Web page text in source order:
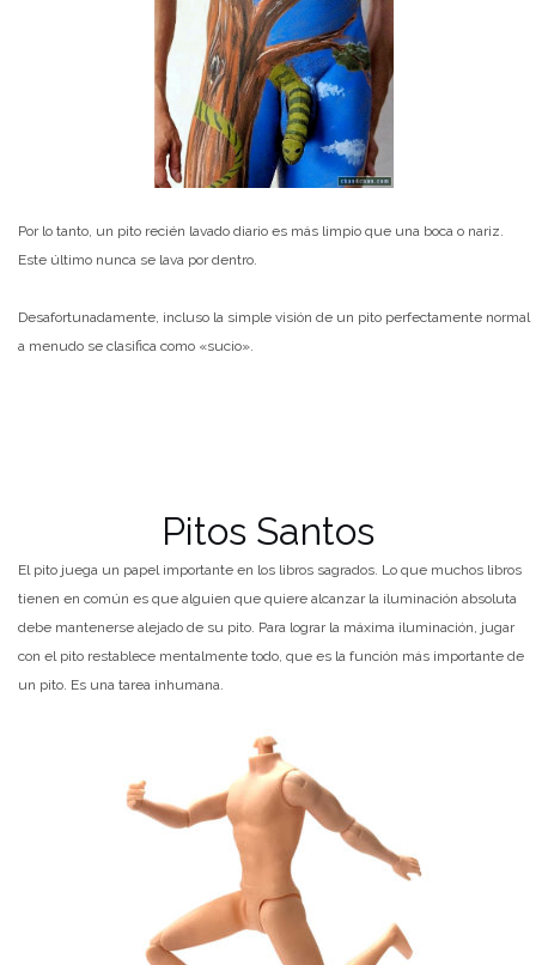
Por lo tanto, un pito recién lavado diario es más limpio que una boca o nariz.
Este último nunca se lava por dentro.
Desafortunadamente, incluso la simple visión de un pito perfectamente normal
a menudo se clasifica como «sucio».
Pitos Santos
El pito juega un papel importante en los libros sagrados. Lo que muchos libros
tienen en común es que alguien que quiere alcanzar la iluminación absoluta
debe mantenerse alejado de su pito. Para lograr la máxima iluminación, jugar
con el pito restablece mentalmente todo, que es la función más importante de
un pito. Es una tarea inhumana.